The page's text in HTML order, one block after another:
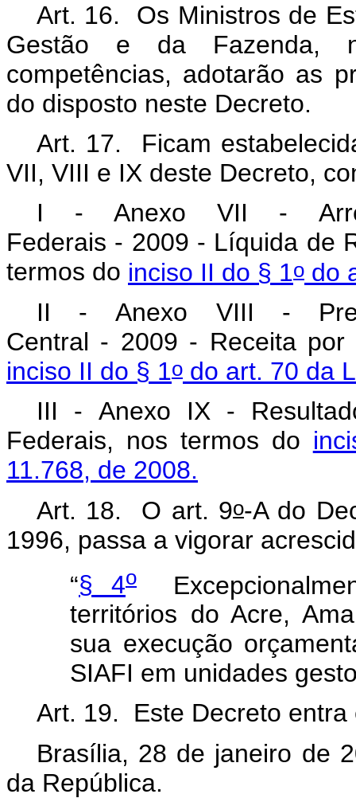
Art. 16. Os Ministros de
Gestão e da Fazenda,
competências, adotarão as
do disposto neste Decreto.
Art. 17. Ficam
VII, VIII e IX deste Decreto,
I - Anexo VII -
Federais - 2009 - Líquida de
termos do inciso II do § 1o do
II - Anexo VIII -
Central - 2009 - Receita
inciso II do § 1o do art. 70 da
III - Anexo IX -
Federais, nos termos do
11.768, de 2008.
Art. 18. O art. 9o-A do
1996, passa a vigorar
“§ 4o
territórios do Acre,
sua execução
SIAFI em unidades
Art. 19. Este Decreto entra
Brasília, 28 de janeiro de
da República.